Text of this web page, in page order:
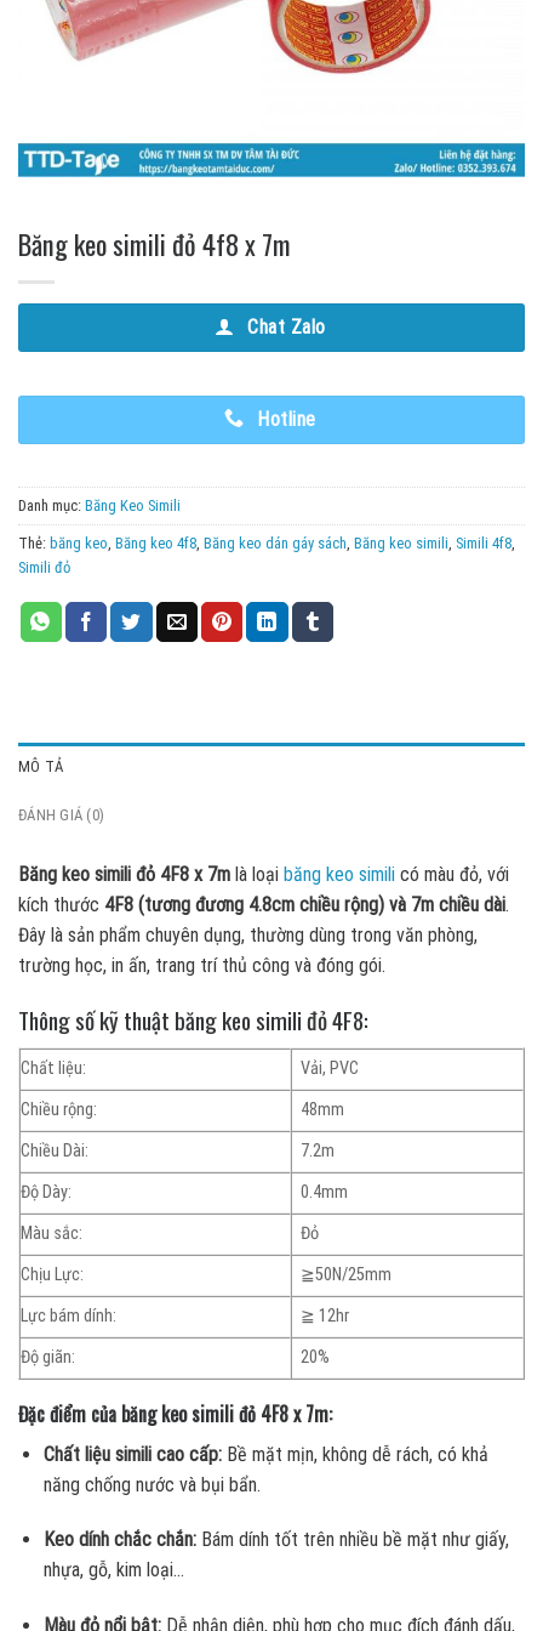
Băng keo simili đỏ 4f8 x 7m
Chat Zalo
Hotline
Danh mục: Băng Keo Simili
Thẻ: băng keo, Băng keo 4f8, Băng keo dán gáy sách, Băng keo simili, Simili 4f8,
Simili đỏ
MÔ TẢ
ĐÁNH GIÁ (0)
Băng keo simili đỏ 4F8 x 7m là loại băng keo simili có màu đỏ, với
kích thước 4F8 (tương đương 4.8cm chiều rộng) và 7m chiều dài.
Đây là sản phẩm chuyên dụng, thường dùng trong văn phòng,
trường học, in ấn, trang trí thủ công và đóng gói.
Thông số kỹ thuật băng keo simili đỏ 4F8:
Chất liệu:
Vải, PVC
Chiều rộng:
48mm
Chiều Dài:
7.2m
Độ Dày:
0.4mm
Màu sắc:
Đỏ
Chịu Lực:
≧50N/25mm
Lực bám dính:
≧ 12hr
Độ giãn:
20%
Đặc điểm của băng keo simili đỏ 4F8 x 7m:
Chất liệu simili cao cấp:Bề mặt mịn, không dễ rách, có khả
năng chống nước và bụi bẩn.
Keo dính chắc chắn:Bám dính tốt trên nhiều bề mặt như giấy,
nhựa, gỗ, kim loại…
Màu đỏ nổi bật:Dễ nhận diện, phù hợp cho mục đích đánh dấu,